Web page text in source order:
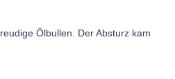
Ölbullen. Der Absturz kam